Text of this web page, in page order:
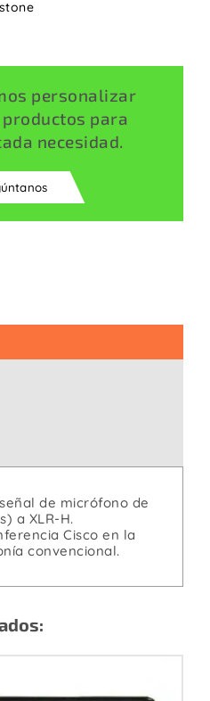
personalizar
para
necesidad.
de micrófono de
a XLR-H.
Cisco en la
convencional.